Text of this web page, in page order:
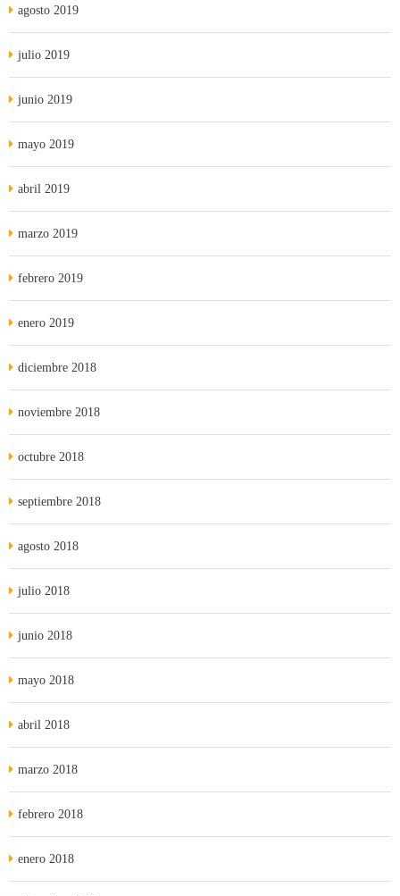
agosto 2019
julio 2019
junio 2019
mayo 2019
abril 2019
marzo 2019
febrero 2019
enero 2019
diciembre 2018
noviembre 2018
octubre 2018
septiembre 2018
agosto 2018
julio 2018
junio 2018
mayo 2018
abril 2018
marzo 2018
febrero 2018
enero 2018